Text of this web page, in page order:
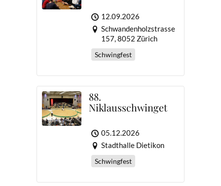
12.09.2026
Schwandenholzstrasse
157, 8052 Zürich
Schwingfest
88.
Niklausschwinget
05.12.2026
Stadthalle Dietikon
Schwingfest